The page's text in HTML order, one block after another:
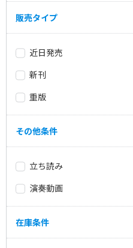
販売タイプ
近日発売
新刊
重版
その他条件
立ち読み
演奏動画
在庫条件